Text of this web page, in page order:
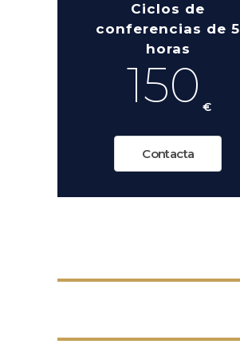
Ciclos de
conferencias de 5
horas
150 €
Contacta